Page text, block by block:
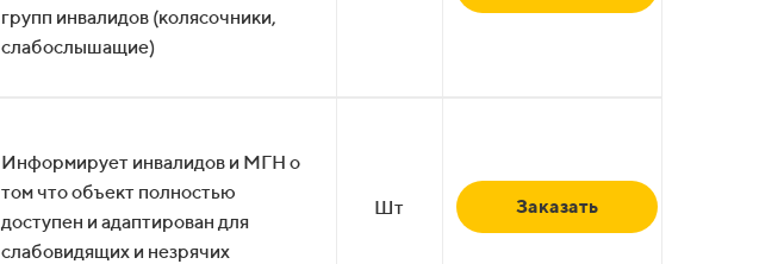
групп инвалидов (колясочники,
слабослышащие)
Информирует инвалидов и МГН о
том что объект полностью
доступен и адаптирован для
слабовидящих и незрячих
Шт Заказать